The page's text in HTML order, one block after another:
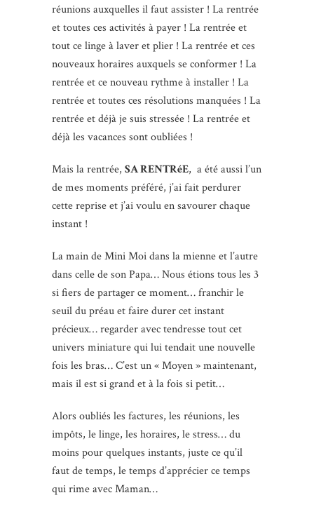
réunions auxquelles il faut assister ! La rentrée
et toutes ces activités à payer ! La rentrée et
tout ce linge à laver et plier ! La rentrée et ces
nouveaux horaires auxquels se conformer ! La
rentrée et ce nouveau rythme à installer ! La
rentrée et toutes ces résolutions manquées ! La
rentrée et déjà je suis stressée ! La rentrée et
déjà les vacances sont oubliées !
Mais la rentrée, SA RENTRéE, a été aussi l’un
de mes moments préféré, j’ai fait perdurer
cette reprise et j’ai voulu en savourer chaque
instant !
La main de Mini Moi dans la mienne et l’autre
dans celle de son Papa… Nous étions tous les 3
si fiers de partager ce moment… franchir le
seuil du préau et faire durer cet instant
précieux… regarder avec tendresse tout cet
univers miniature qui lui tendait une nouvelle
fois les bras… C’est un « Moyen » maintenant,
mais il est si grand et à la fois si petit…
Alors oubliés les factures, les réunions, les
impôts, le linge, les horaires, le stress… du
moins pour quelques instants, juste ce qu’il
faut de temps, le temps d’apprécier ce temps
qui rime avec Maman…